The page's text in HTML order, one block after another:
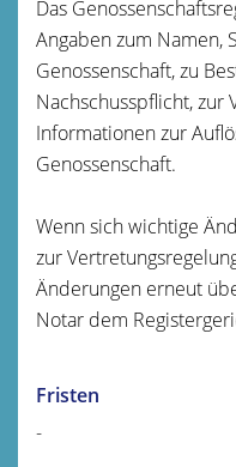
Das
Angaben zum Namen,
Genossenschaft, zu
Nachschusspflicht, zur
Informationen zur
Genossenschaft.
Wenn sich wichtige
zur
Änderungen erneut
Notar dem
Fristen
-